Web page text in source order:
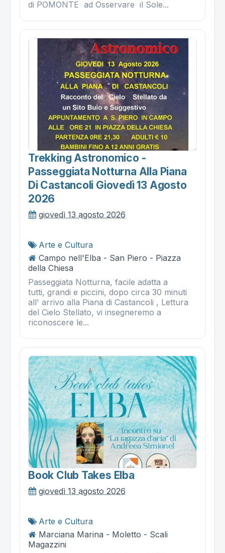
di POMONTE ad Osservare il Sole...
Trekking Astronomico -
Passeggiata Notturna Alla Piana
Di Castancoli Giovedì 13 Agosto
2026
giovedì 13 agosto 2026
Arte e Cultura
Campo nell'Elba - San Piero - Piazza
della Chiesa
Passeggiata Notturna, facile adatta a
tutti, grandi e piccini, dopo circa 30 minuti
all' arrivo alla Piana di Castancoli , Lettura
del Cielo Stellato, vi insegneremo a
riconoscere le...
Book Club Takes Elba
giovedì 13 agosto 2026
Arte e Cultura
Marciana Marina - Moletto - Scali
Magazzini